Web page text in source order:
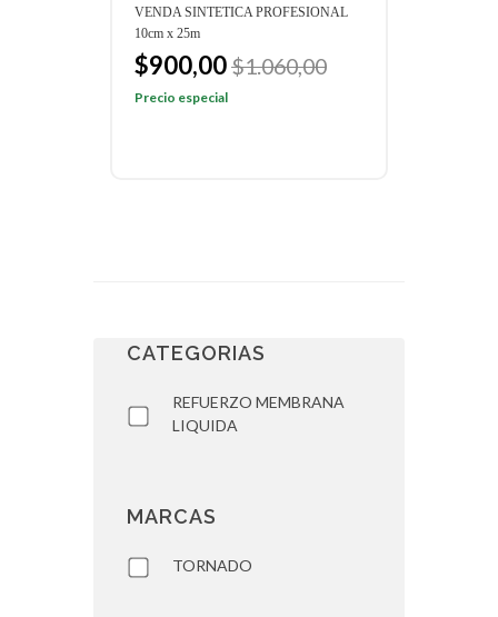
VENDA SINTETICA PROFESIONAL
10cm x 25m
$900,00$1.060,00
Precio especial
CATEGORIAS
REFUERZO MEMBRANA
LIQUIDA
MARCAS
TORNADO